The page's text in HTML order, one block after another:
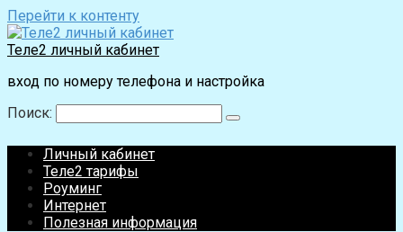
Перейти к контенту
Теле2 личный кабинет
вход по номеру телефона и настройка
Поиск:
Личный кабинет
Теле2 тарифы
Роуминг
Интернет
Полезная информация